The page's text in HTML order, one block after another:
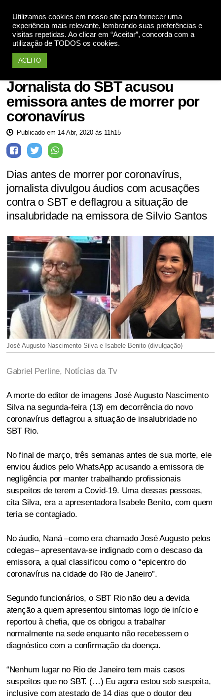
Utilizamos cookies em nosso site para fornecer uma
experiência mais relevante, lembrando suas preferências e
visitas repetidas. Ao clicar em “Aceitar”, concorda com a
utilização de TODOS os cookies.
ACEITO
Saúde
Jornalista do SBT acusou
emissora antes de morrer por
coronavírus
Publicado em 14 Abr, 2020 às 11h15
Dias antes de morrer por coronavírus,
jornalista divulgou áudios com acusações
contra o SBT e deflagrou a situação de
insalubridade na emissora de Silvio Santos
José Augusto Nascimento Silva e Isabele Benito (divulgação)
Gabriel Perline, Notícias da Tv
A morte do editor de imagens José Augusto Nascimento
Silva na segunda-feira (13) em decorrência do novo
coronavírus deflagrou a situação de insalubridade no
SBT Rio.
No final de março, três semanas antes de sua morte, ele
enviou áudios pelo WhatsApp acusando a emissora de
negligência por manter trabalhando profissionais
suspeitos de terem a Covid-19. Uma dessas pessoas,
cita Silva, era a apresentadora Isabele Benito, com quem
teria se contagiado.
No áudio, Naná –como era chamado José Augusto pelos
colegas– apresentava-se indignado com o descaso da
emissora, a qual classificou como o “epicentro do
coronavírus na cidade do Rio de Janeiro”.
Segundo funcionários, o SBT Rio não deu a devida
atenção a quem apresentou sintomas logo de início e
reportou à chefia, que os obrigou a trabalhar
normalmente na sede enquanto não recebessem o
diagnóstico com a confirmação da doença.
“Nenhum lugar no Rio de Janeiro tem mais casos
suspeitos que no SBT. (…) Eu agora estou sob suspeita,
inclusive com atestado de 14 dias que o doutor deu